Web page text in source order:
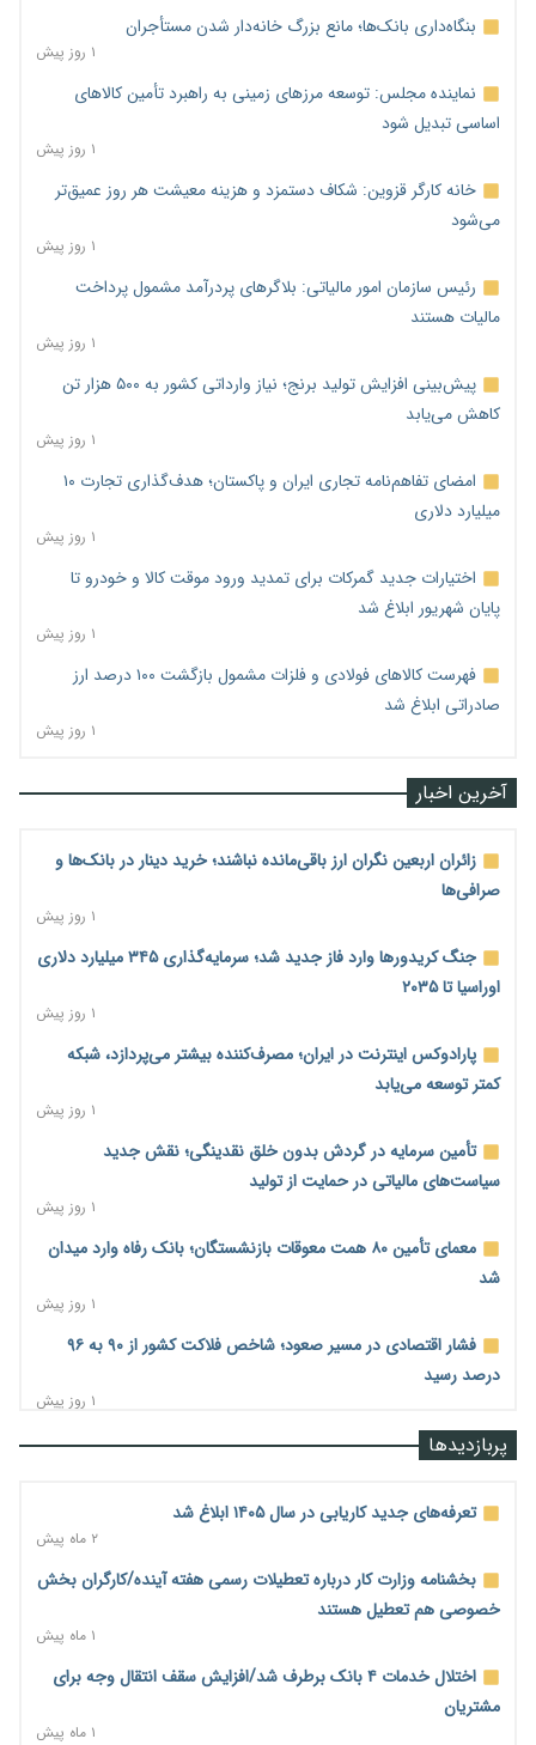
بنگاه‌داری بانک‌ها؛ مانع بزرگ خانه‌دار شدن مستأجران
۱ روز پیش
نماینده مجلس: توسعه مرزهای زمینی به راهبرد تأمین کالاهای
اساسی تبدیل شود
۱ روز پیش
خانه کارگر قزوین: شکاف دستمزد و هزینه معیشت هر روز عمیق‌تر
می‌شود
۱ روز پیش
رئیس سازمان امور مالیاتی: بلاگرهای پردرآمد مشمول پرداخت
مالیات هستند
۱ روز پیش
پیش‌بینی افزایش تولید برنج؛ نیاز وارداتی کشور به ۵۰۰ هزار تن
کاهش می‌یابد
۱ روز پیش
امضای تفاهم‌نامه تجاری ایران و پاکستان؛ هدف‌گذاری تجارت ۱۰
میلیارد دلاری
۱ روز پیش
اختیارات جدید گمرکات برای تمدید ورود موقت کالا و خودرو تا
پایان شهریور ابلاغ شد
۱ روز پیش
فهرست کالاهای فولادی و فلزات مشمول بازگشت ۱۰۰ درصد ارز
صادراتی ابلاغ شد
۱ روز پیش
آخرین اخبار
زائران اربعین نگران ارز باقی‌مانده نباشند؛ خرید دینار در بانک‌ها و
صرافی‌ها
۱ روز پیش
جنگ کریدورها وارد فاز جدید شد؛ سرمایه‌گذاری ۳۴۵ میلیارد دلاری
اوراسیا تا ۲۰۳۵
۱ روز پیش
پارادوکس اینترنت در ایران؛ مصرف‌کننده بیشتر می‌پردازد، شبکه
کمتر توسعه می‌یابد
۱ روز پیش
تأمین سرمایه در گردش بدون خلق نقدینگی؛ نقش جدید
سیاست‌های مالیاتی در حمایت از تولید
۱ روز پیش
معمای تأمین ۸۰ همت معوقات بازنشستگان؛ بانک رفاه وارد میدان
شد
۱ روز پیش
فشار اقتصادی در مسیر صعود؛ شاخص فلاکت کشور از ۹۰ به ۹۶
درصد رسید
۱ روز پیش
رشد ۷۵ هزار میلیاردی بازار خرید اعتباری؛ فین‌تک‌ها وارد میدان
آغاز اجرای پایلوت «ردا کارت» برای دانشجویان تحصیلات تکمیلی
۱ روز پیش
محدودیت تازه برای شبکه بانکی؛ افزایش سپرده قانونی با هدف
کنترل تورم
۱ روز پیش
پربازدیدها
تعرفه‌های جدید کاریابی در سال ۱۴۰۵ ابلاغ شد
۲ ماه پیش
بخشنامه وزارت کار درباره تعطیلات رسمی هفته آینده/کارگران بخش
خصوصی هم تعطیل هستند
۱ ماه پیش
اختلال خدمات ۴ بانک برطرف شد/افزایش سقف انتقال وجه برای
مشتریان
۱ ماه پیش